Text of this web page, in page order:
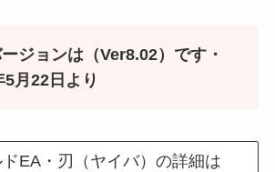
ジョンは（Ver8.02）です・
5月22日より
EA・刃（ヤイバ）の詳細は